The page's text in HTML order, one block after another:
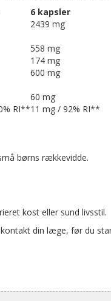
6 kapsler
2439 mg
558 mg
174 mg
600 mg
60 mg
RI**11 mg / 92% RI**
børns rækkevidde.
kost eller sund livsstil.
din læge, før du